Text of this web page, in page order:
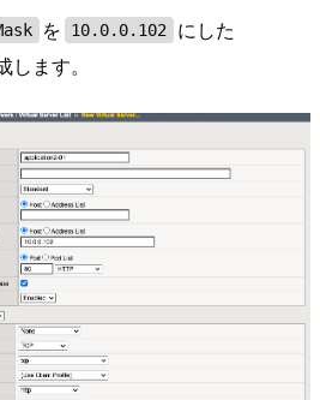
を 10.0.0.102 にした
します。